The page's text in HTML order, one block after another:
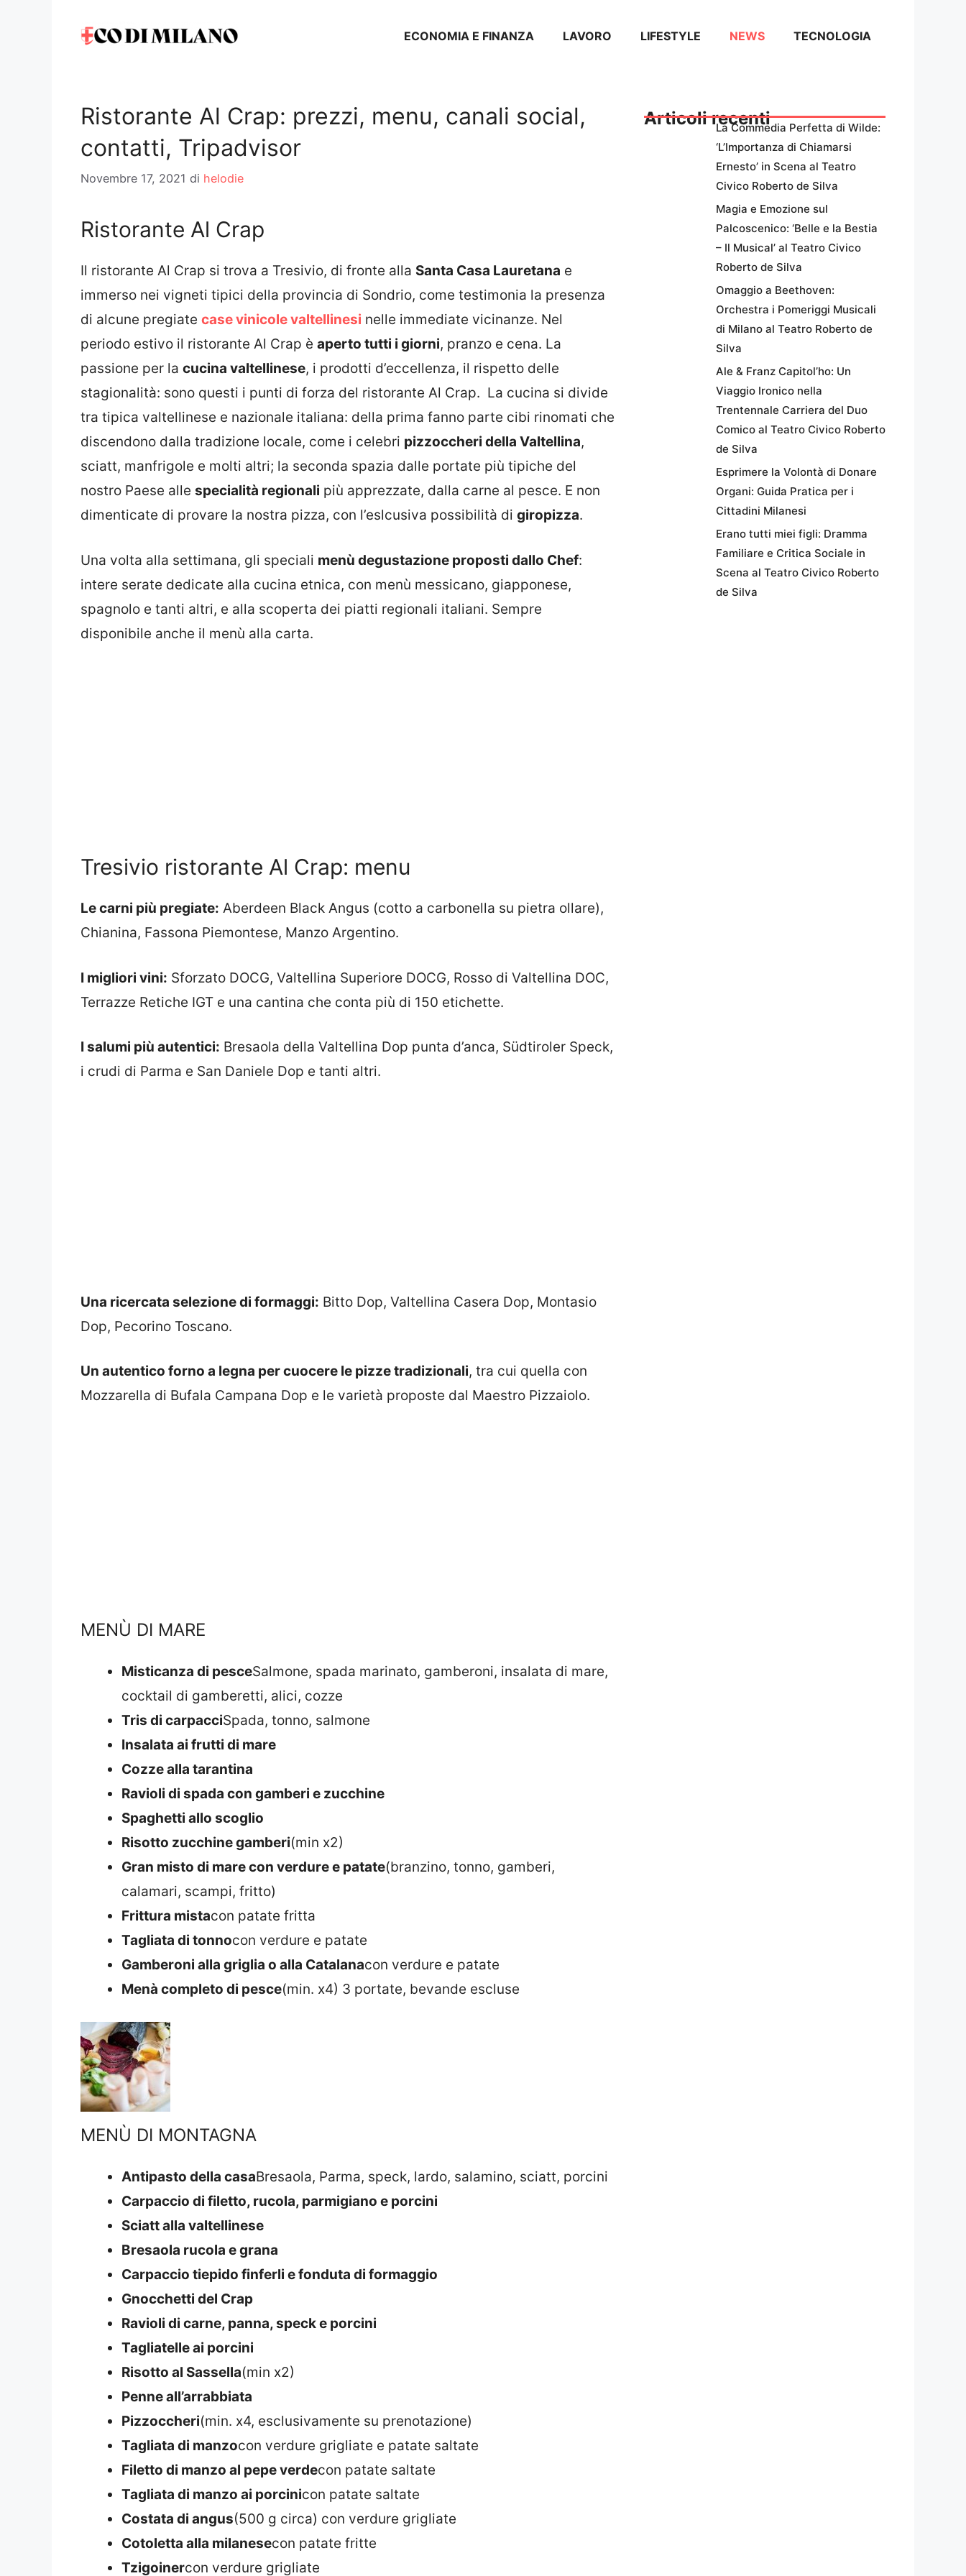
ECONOMIA E FINANZA LAVORO LIFESTYLE NEWS TECNOLOGIA
Ristorante Al Crap: prezzi, menu, canali social,
contatti, Tripadvisor
Novembre 17, 2021 di helodie
Ristorante Al Crap
Il ristorante Al Crap si trova a Tresivio, di fronte alla Santa Casa Lauretana e
immerso nei vigneti tipici della provincia di Sondrio, come testimonia la presenza
di alcune pregiate case vinicole valtellinesi nelle immediate vicinanze. Nel
periodo estivo il ristorante Al Crap è aperto tutti i giorni, pranzo e cena. La
passione per la cucina valtellinese, i prodotti d’eccellenza, il rispetto delle
stagionalità: sono questi i punti di forza del ristorante Al Crap. La cucina si divide
tra tipica valtellinese e nazionale italiana: della prima fanno parte cibi rinomati che
discendono dalla tradizione locale, come i celebri pizzoccheri della Valtellina,
sciatt, manfrigole e molti altri; la seconda spazia dalle portate più tipiche del
nostro Paese alle specialità regionali più apprezzate, dalla carne al pesce. E non
dimenticate di provare la nostra pizza, con l’eslcusiva possibilità di giropizza.
Una volta alla settimana, gli speciali menù degustazione proposti dallo Chef:
intere serate dedicate alla cucina etnica, con menù messicano, giapponese,
spagnolo e tanti altri, e alla scoperta dei piatti regionali italiani. Sempre
disponibile anche il menù alla carta.
Tresivio ristorante Al Crap: menu
Le carni più pregiate: Aberdeen Black Angus (cotto a carbonella su pietra ollare),
Chianina, Fassona Piemontese, Manzo Argentino.
I migliori vini: Sforzato DOCG, Valtellina Superiore DOCG, Rosso di Valtellina DOC,
Terrazze Retiche IGT e una cantina che conta più di 150 etichette.
I salumi più autentici: Bresaola della Valtellina Dop punta d’anca, Südtiroler Speck,
i crudi di Parma e San Daniele Dop e tanti altri.
Una ricercata selezione di formaggi: Bitto Dop, Valtellina Casera Dop, Montasio
Dop, Pecorino Toscano.
Un autentico forno a legna per cuocere le pizze tradizionali, tra cui quella con
Mozzarella di Bufala Campana Dop e le varietà proposte dal Maestro Pizzaiolo.
MENÙ DI MARE
Misticanza di pesceSalmone, spada marinato, gamberoni, insalata di mare,
cocktail di gamberetti, alici, cozze
Tris di carpacciSpada, tonno, salmone
Insalata ai frutti di mare
Cozze alla tarantina
Ravioli di spada con gamberi e zucchine
Spaghetti allo scoglio
Risotto zucchine gamberi(min x2)
Gran misto di mare con verdure e patate(branzino, tonno, gamberi,
calamari, scampi, fritto)
Frittura mistacon patate fritta
Tagliata di tonnocon verdure e patate
Gamberoni alla griglia o alla Catalanacon verdure e patate
Menà completo di pesce(min. x4) 3 portate, bevande escluse
MENÙ DI MONTAGNA
Antipasto della casaBresaola, Parma, speck, lardo, salamino, sciatt, porcini
Carpaccio di filetto, rucola, parmigiano e porcini
Sciatt alla valtellinese
Bresaola rucola e grana
Carpaccio tiepido finferli e fonduta di formaggio
Gnocchetti del Crap
Ravioli di carne, panna, speck e porcini
Tagliatelle ai porcini
Risotto al Sassella(min x2)
Penne all’arrabbiata
Pizzoccheri(min. x4, esclusivamente su prenotazione)
Tagliata di manzocon verdure grigliate e patate saltate
Filetto di manzo al pepe verdecon patate saltate
Tagliata di manzo ai porcinicon patate saltate
Costata di angus(500 g circa) con verdure grigliate
Cotoletta alla milanesecon patate fritte
Tzigoinercon verdure grigliate
Articoli recentiLa Commedia Perfetta di Wilde:
‘L’Importanza di Chiamarsi
Ernesto’ in Scena al Teatro
Civico Roberto de Silva
Magia e Emozione sul
Palcoscenico: ‘Belle e la Bestia
– Il Musical’ al Teatro Civico
Roberto de Silva
Omaggio a Beethoven:
Orchestra i Pomeriggi Musicali
di Milano al Teatro Roberto de
Silva
Ale & Franz Capitol’ho: Un
Viaggio Ironico nella
Trentennale Carriera del Duo
Comico al Teatro Civico Roberto
de Silva
Esprimere la Volontà di Donare
Organi: Guida Pratica per i
Cittadini Milanesi
Erano tutti miei figli: Dramma
Familiare e Critica Sociale in
Scena al Teatro Civico Roberto
de Silva